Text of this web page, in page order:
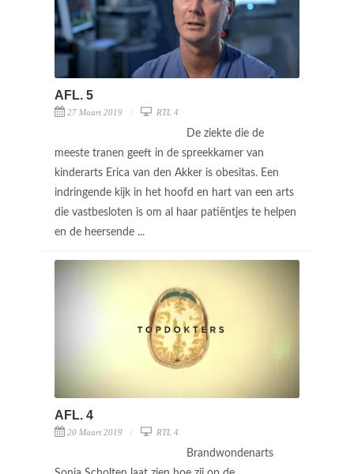
AFL. 5
27 Maart 2019 RTL 4
De ziekte die de
meeste tranen geeft in de spreekkamer van
kinderarts Erica van den Akker is obesitas. Een
indringende kijk in het hoofd en hart van een arts
die vastbesloten is om al haar patiëntjes te helpen
en de heersende ...
AFL. 4
20 Maart 2019 RTL 4
Brandwondenarts